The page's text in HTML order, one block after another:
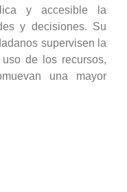
y accesible la
y decisiones. Su
supervisen la
de los recursos,
una mayor